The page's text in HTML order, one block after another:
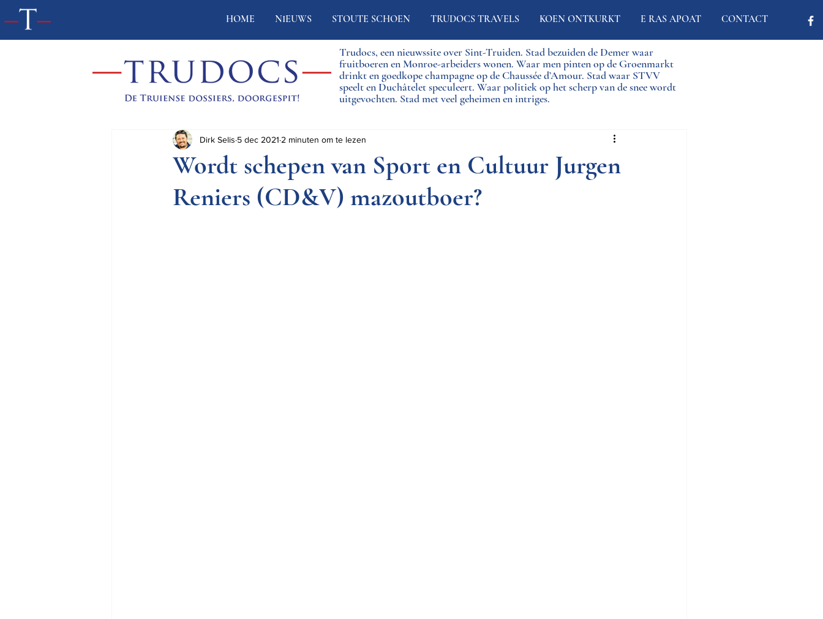
HOME NIEUWS STOUTE SCHOEN TRUDOCS TRAVELS KOEN ONTKURKT E RAS APOAT CONTACT
Trudocs, een nieuwssite over Sint-Truiden. Stad bezuiden de Demer waar
fruitboeren en Monroe-arbeiders wonen. Waar men pinten op de Groenmarkt
drinkt en goedkope champagne op de Chaussée d’Amour. Stad waar STVV
speelt en Duchâtelet speculeert. Waar politiek op het scherp van de snee wordt
uitgevochten. Stad met veel geheimen en intriges.
Wordt schepen van Sport en Cultuur Jurgen
Reniers (CD&V) mazoutboer?
Dirk Selis 5 dec 2021 2 minuten om te lezen